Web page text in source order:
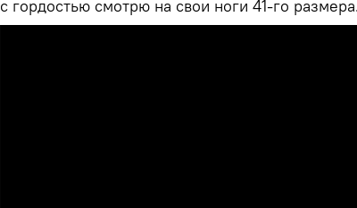
с гордостью смотрю на свои ноги 41-го